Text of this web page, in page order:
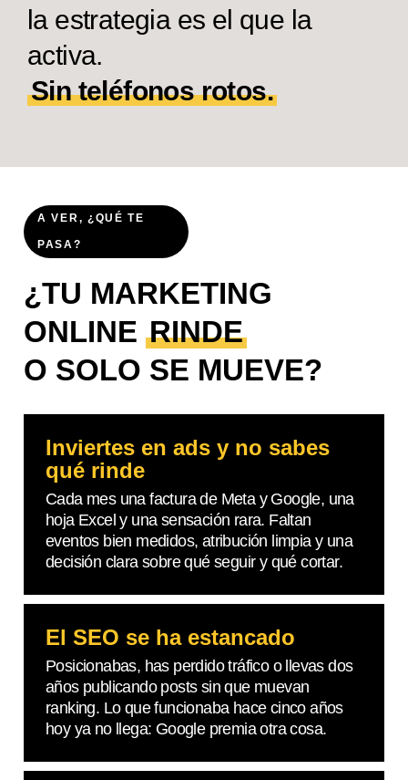
la estrategia es el que la
activa.
Sin teléfonos rotos.
A VER, ¿QUÉ TE
PASA?
¿TU MARKETING
ONLINE RINDE
O SOLO SE MUEVE?
Inviertes en ads y no sabes
qué rinde
Cada mes una factura de Meta y Google, una
hoja Excel y una sensación rara. Faltan
eventos bien medidos, atribución limpia y una
decisión clara sobre qué seguir y qué cortar.
El SEO se ha estancado
Posicionabas, has perdido tráfico o llevas dos
años publicando posts sin que muevan
ranking. Lo que funcionaba hace cinco años
hoy ya no llega: Google premia otra cosa.